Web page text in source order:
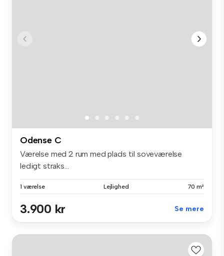
Odense C
Værelse med 2 rum med plads til soveværelse
ledigt straks...
1 værelse Lejlighed 70 m²
3.900 kr Se mere